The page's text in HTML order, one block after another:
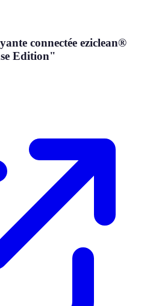
connectée eziclean®
Edition"